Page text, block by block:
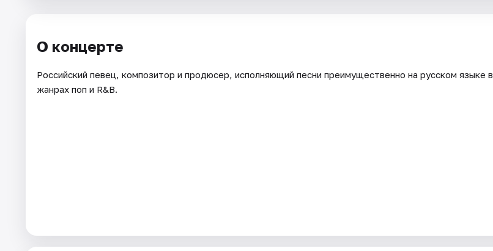
Артисты
О концерте
Российский певец, композитор и продюсер, исполняющий песни преимущественно на русском языке в
жанрах поп и R&B.